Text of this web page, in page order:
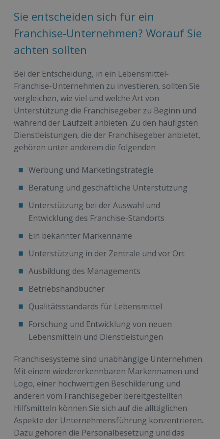
Sie entscheiden sich für ein
Franchise-Unternehmen? Worauf Sie
achten sollten
Bei der Entscheidung, in ein Lebensmittel-
Franchise-Unternehmen zu investieren, sollten Sie
vergleichen, wie viel und welche Art von
Unterstützung die Franchisegeber zu Beginn und
während der Laufzeit anbieten. Zu den häufigsten
Dienstleistungen, die der Franchisegeber anbietet,
gehören unter anderem die folgenden
Werbung und Marketingstrategie
Beratung und geschäftliche Unterstützung
Unterstützung bei der Auswahl und
Entwicklung des Franchise-Standorts
Ein bekannter Markenname
Unterstützung in der Zentrale und vor Ort
Ausbildung des Managements
Betriebshandbücher
Qualitätsstandards für Lebensmittel
Forschung und Entwicklung von neuen
Lebensmitteln und Dienstleistungen
Franchisesysteme sind unabhängige Unternehmen.
Mit einem wiedererkennbaren Markennamen und
Logo, einer hochwertigen Beschilderung und
anderen vom Franchisegeber bereitgestellten
Hilfsmitteln können Sie sich auf die alltäglichen
Aspekte der Unternehmensführung konzentrieren.
Dazu gehören die Personalbesetzung und das